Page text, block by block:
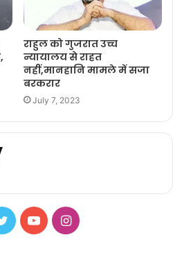
राहुल को गुजरात उच्च
न्यायालय से राहत
नहीं,मानहानि मामले में सजा
बरकरार
July 7, 2023
TwitterYouTubeInstagram